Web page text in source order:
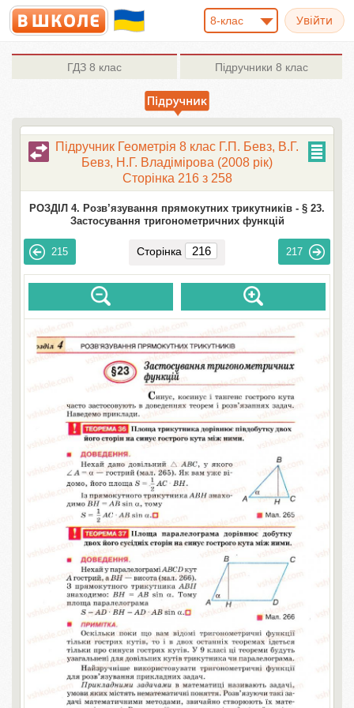
8-клас
ГДЗ 8 клас Підручники 8 клас
Підручник Геометрія 8 клас Г.П. Бевз, В.Г.
Бевз, Н.Г. Владімірова (2008 рік)
Сторінка 216 з 258
РОЗДІЛ 4. Розв’язування прямокутних трикутників - § 23.
Застосування тригонометричних функцій
215 Сторінка 217